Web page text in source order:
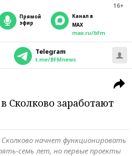
16+
прямой
эфир
Канал в
MAX
max.ru/bfm
Telegram
t.me/BFMnews
Сколково заработают
начнет функционировать
семь лет, но первые проекты